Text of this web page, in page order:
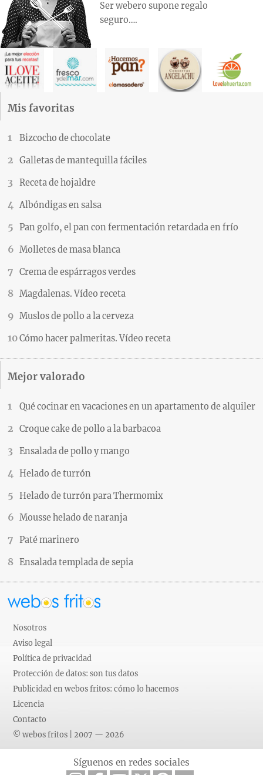
Ser webero supone regalo
seguro….
Mis favoritas
Bizcocho de chocolate
Galletas de mantequilla fáciles
Receta de hojaldre
Albóndigas en salsa
Pan golfo, el pan con fermentación retardada en frío
Molletes de masa blanca
Crema de espárragos verdes
Magdalenas. Vídeo receta
Muslos de pollo a la cerveza
Cómo hacer palmeritas. Vídeo receta
Mejor valorado
Qué cocinar en vacaciones en un apartamento de alquiler
Croque cake de pollo a la barbacoa
Ensalada de pollo y mango
Helado de turrón
Helado de turrón para Thermomix
Mousse helado de naranja
Paté marinero
Ensalada templada de sepia
Nosotros
Aviso legal
Política de privacidad
Protección de datos: son tus datos
Publicidad en webos fritos: cómo lo hacemos
Licencia
Contacto
© webos fritos | 2007 — 2026
Síguenos en redes sociales